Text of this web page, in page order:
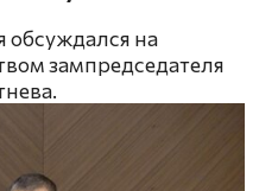
обсуждался на
зампредседателя